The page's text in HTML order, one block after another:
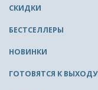
СКИДКИ
БЕСТСЕЛЛЕРЫ
НОВИНКИ
ГОТОВЯТСЯ К ВЫХОДУ